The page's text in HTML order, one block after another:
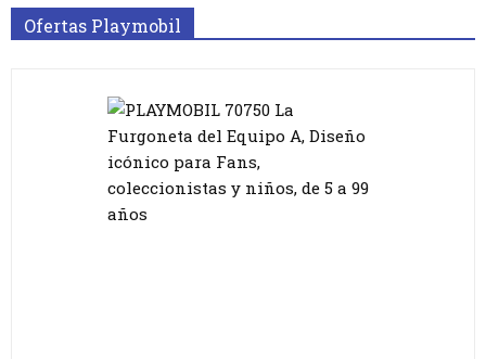
Ofertas Playmobil